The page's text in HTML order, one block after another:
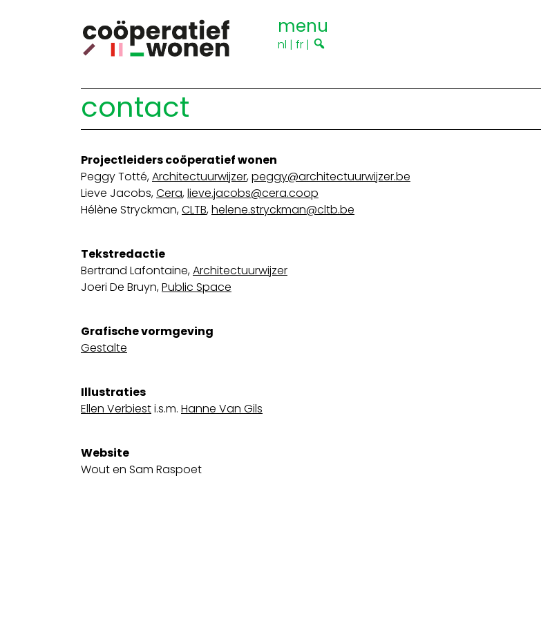
menu
nl | fr |
contact
Projectleiders coöperatief wonen
Peggy Totté,Architectuurwijzer,peggy@architectuurwijzer.be
Lieve Jacobs,Cera,lieve.jacobs@cera.coop
Hélène Stryckman,CLTB,helene.stryckman@cltb.be
Tekstredactie
Bertrand Lafontaine,Architectuurwijzer
Joeri De Bruyn,Public Space
Grafische vormgeving
Gestalte
Illustraties
Ellen Verbiesti.s.m. Hanne Van Gils
Website
Wout en Sam Raspoet